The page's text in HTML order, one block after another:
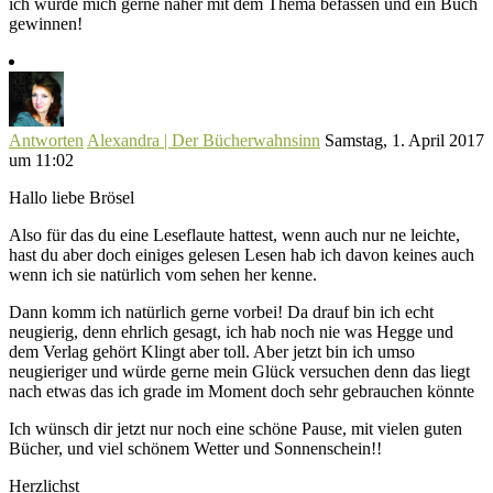
ich würde mich gerne näher mit dem Thema befassen und ein Buch
gewinnen!
AntwortenAlexandra | Der Bücherwahnsinn Samstag, 1. April 2017
um 11:02
Hallo liebe Brösel
Also für das du eine Leseflaute hattest, wenn auch nur ne leichte,
hast du aber doch einiges gelesen Lesen hab ich davon keines auch
wenn ich sie natürlich vom sehen her kenne.
Dann komm ich natürlich gerne vorbei! Da drauf bin ich echt
neugierig, denn ehrlich gesagt, ich hab noch nie was Hegge und
dem Verlag gehört Klingt aber toll. Aber jetzt bin ich umso
neugieriger und würde gerne mein Glück versuchen denn das liegt
nach etwas das ich grade im Moment doch sehr gebrauchen könnte
Ich wünsch dir jetzt nur noch eine schöne Pause, mit vielen guten
Bücher, und viel schönem Wetter und Sonnenschein!!
Herzlichst